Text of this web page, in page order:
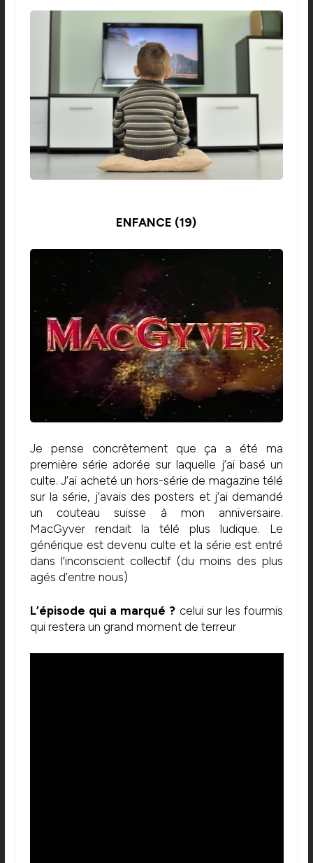
ENFANCE (19)
Je pense concrètement que ça a été ma
première série adorée sur laquelle j’ai basé un
culte. J’ai acheté un hors-série de magazine télé
sur la série, j’avais des posters et j’ai demandé
un couteau suisse à mon anniversaire.
MacGyver rendait la télé plus ludique. Le
générique est devenu culte et la série est entré
dans l’inconscient collectif (du moins des plus
agés d’entre nous)
L’épisode qui a marqué ? celui sur les fourmis
qui restera un grand moment de terreur